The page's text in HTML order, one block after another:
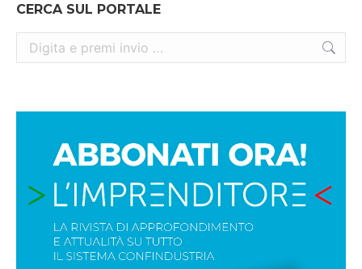
CERCA SUL PORTALE
Cerca: